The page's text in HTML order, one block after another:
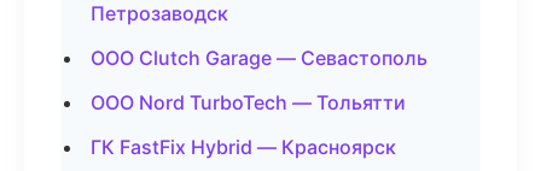
Петрозаводск
ООО Clutch Garage — Севастополь
ООО Nord TurboTech — Тольятти
ГК FastFix Hybrid — Красноярск